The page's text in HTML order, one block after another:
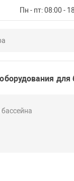
Пн - пт: 08:00 -
для